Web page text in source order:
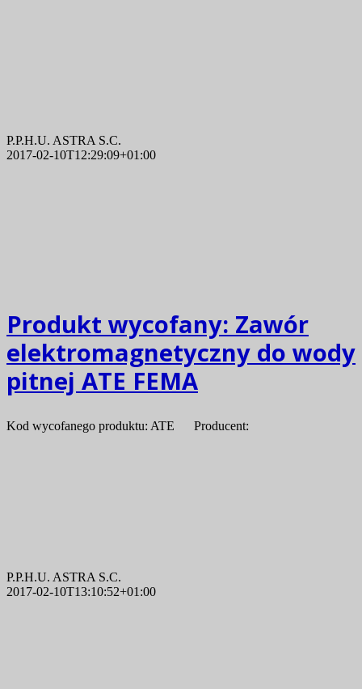
P.P.H.U. ASTRA S.C.
2017-02-10T12:29:09+01:00
Produkt wycofany: Zawór
elektromagnetyczny do wody
pitnej ATE FEMA
Kod wycofanego produktu: ATE Producent:
P.P.H.U. ASTRA S.C.
2017-02-10T13:10:52+01:00